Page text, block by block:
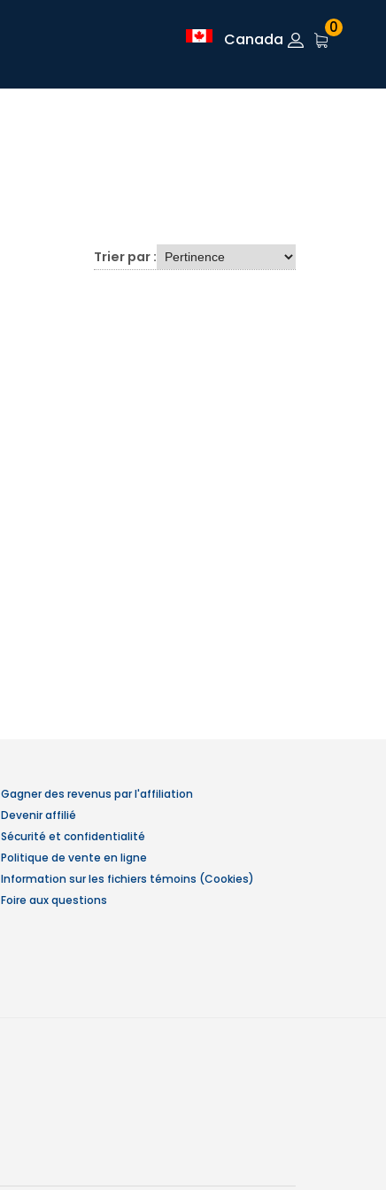
Canada
0
Trier par :
Gagner des revenus par l'affiliation
Devenir affilié
Sécurité et confidentialité
Politique de vente en ligne
Information sur les fichiers témoins (Cookies)
Foire aux questions